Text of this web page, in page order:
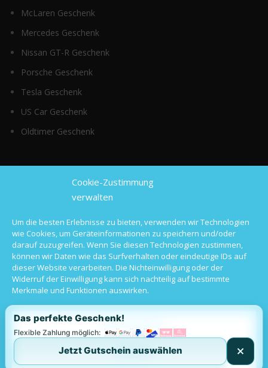
Cookie-Zustimmung
verwalten
Um die besten Erlebnisse zu bieten, verwenden wir Technologien
wie Cookies, um Geräteinformationen zu speichern und/oder
darauf zuzugreifen. Wenn Sie diesen Technologien zustimmen,
können wir Daten wie das Surfverhalten oder eindeutige IDs auf
dieser Website verarbeiten. Die Nichteinwilligung oder der
Widerruf der Einwilligung kann sich nachteilig auf bestimmte
Merkmale und Funktionen auswirken.
Alle akzeptieren
Ablehnen
McLaren Geschenk
Mercedes Geschenk
Nissan GT-R Geschenk
Porsche Geschenk
Tesla Geschenk
US Car Geschenk
Oldtimer Geschenk
Top Kategorien
Sportwagen mieten
Luxusauto mieten
Hochzeitsauto mieten
Oldtimer mieten
Das perfekte Geschenk!
Flexible Zahlung möglich:
Jetzt Gutschein auswählen